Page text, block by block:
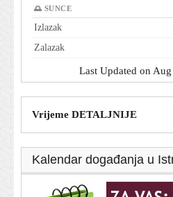
🌅 SUNCE
Izlazak
Zalazak
Last Updated on
Vrijeme DETALJNIJE
Kalendar događanja u